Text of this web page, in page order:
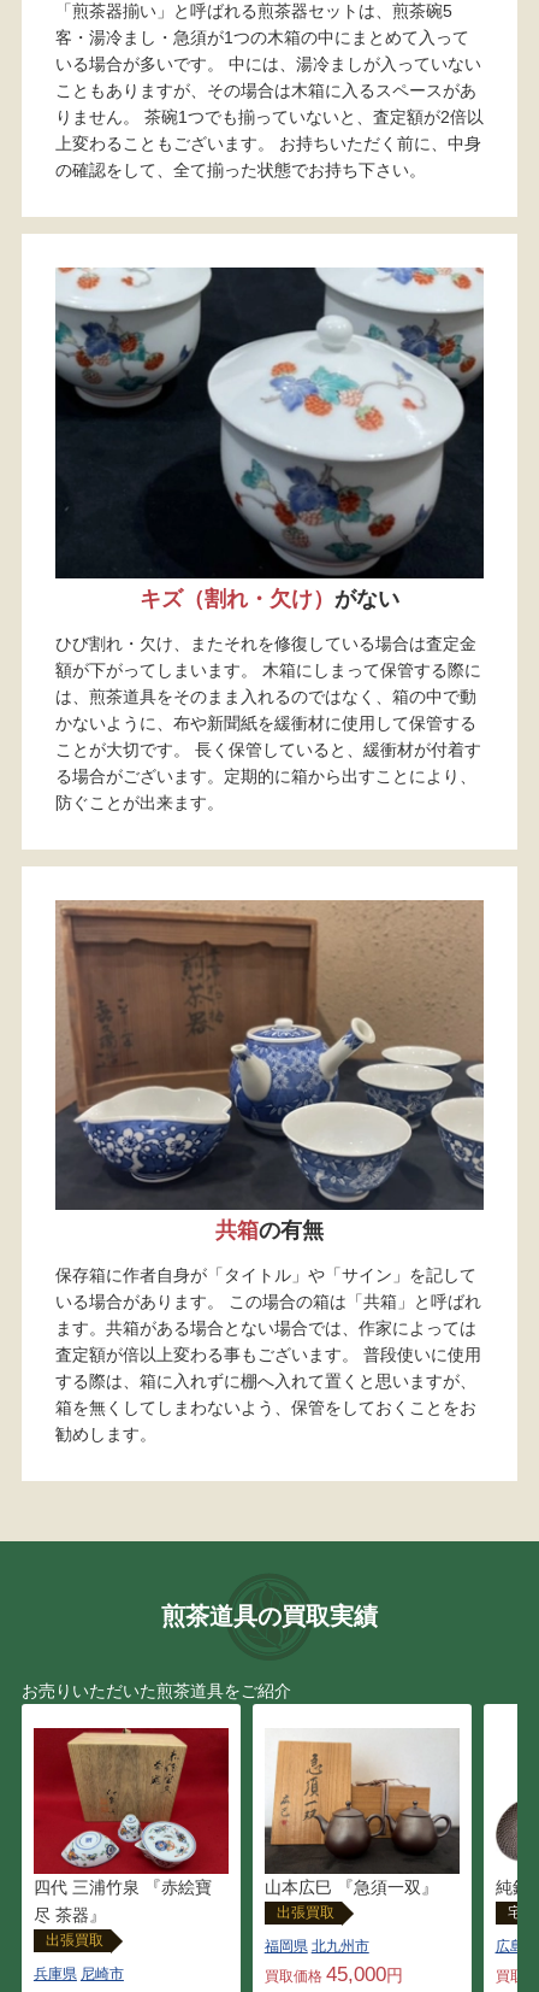
「煎茶器揃い」と呼ばれる煎茶器セットは、煎茶碗5
客・湯冷まし・急須が1つの木箱の中にまとめて入って
いる場合が多いです。 中には、湯冷ましが入っていない
こともありますが、その場合は木箱に入るスペースがあ
りません。 茶碗1つでも揃っていないと、査定額が2倍以
上変わることもございます。 お持ちいただく前に、中身
の確認をして、全て揃った状態でお持ち下さい。
キズ（割れ・欠け） がない
ひび割れ・欠け、またそれを修復している場合は査定金
額が下がってしまいます。 木箱にしまって保管する際に
は、煎茶道具をそのまま入れるのではなく、箱の中で動
かないように、布や新聞紙を緩衝材に使用して保管する
ことが大切です。 長く保管していると、緩衝材が付着す
る場合がございます。定期的に箱から出すことにより、
防ぐことが出来ます。
共箱の有無
保存箱に作者自身が「タイトル」や「サイン」を記して
いる場合があります。 この場合の箱は「共箱」と呼ばれ
ます。共箱がある場合とない場合では、作家によっては
査定額が倍以上変わる事もございます。 普段使いに使用
する際は、箱に入れずに棚へ入れて置くと思いますが、
箱を無くしてしまわないよう、保管をしておくことをお
勧めします。
煎茶道具の買取実績
お売りいただいた煎茶道具をご紹介
四代 三浦竹泉 『赤絵寶
尽 茶器』
出張買取
兵庫県 尼崎市
山本広巳 『急須一双』
出張買取
福岡県 北九州市
買取価格 45,000円
純銀
宅
広島県
買取